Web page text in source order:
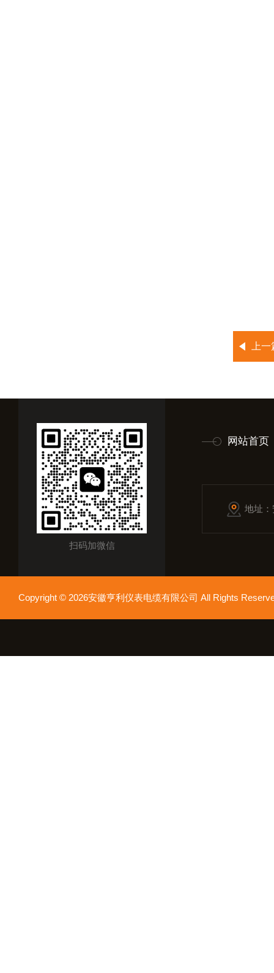
上
扫码加微信
网站首页
地址
Copyright © 2026安徽亨利仪表电缆有限公司 All Rights